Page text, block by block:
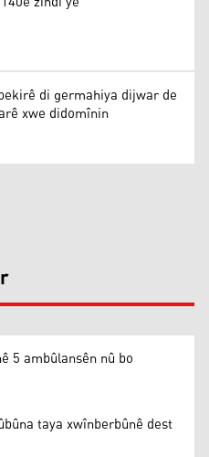
di germahiya dijwar de
xwe didomînin
5 ambûlansên nû bo
taya xwînberbûnê dest